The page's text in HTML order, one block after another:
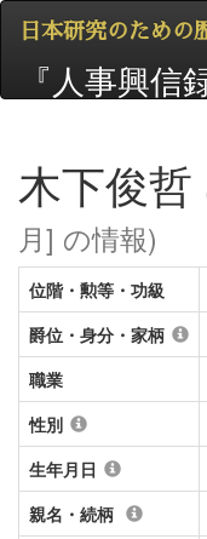
日本研究のための
『人事興信
木下俊哲
月] の情報)
位階・勲等・功級
爵位・身分・家柄
職業
性別
生年月日
親名・続柄